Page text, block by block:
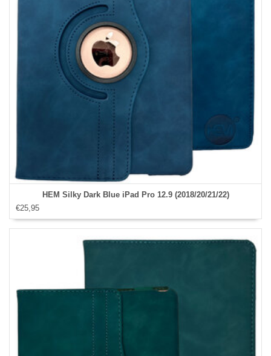
HEM Silky Dark Blue iPad Pro 12.9 (2018/20/21/22)
€25,95